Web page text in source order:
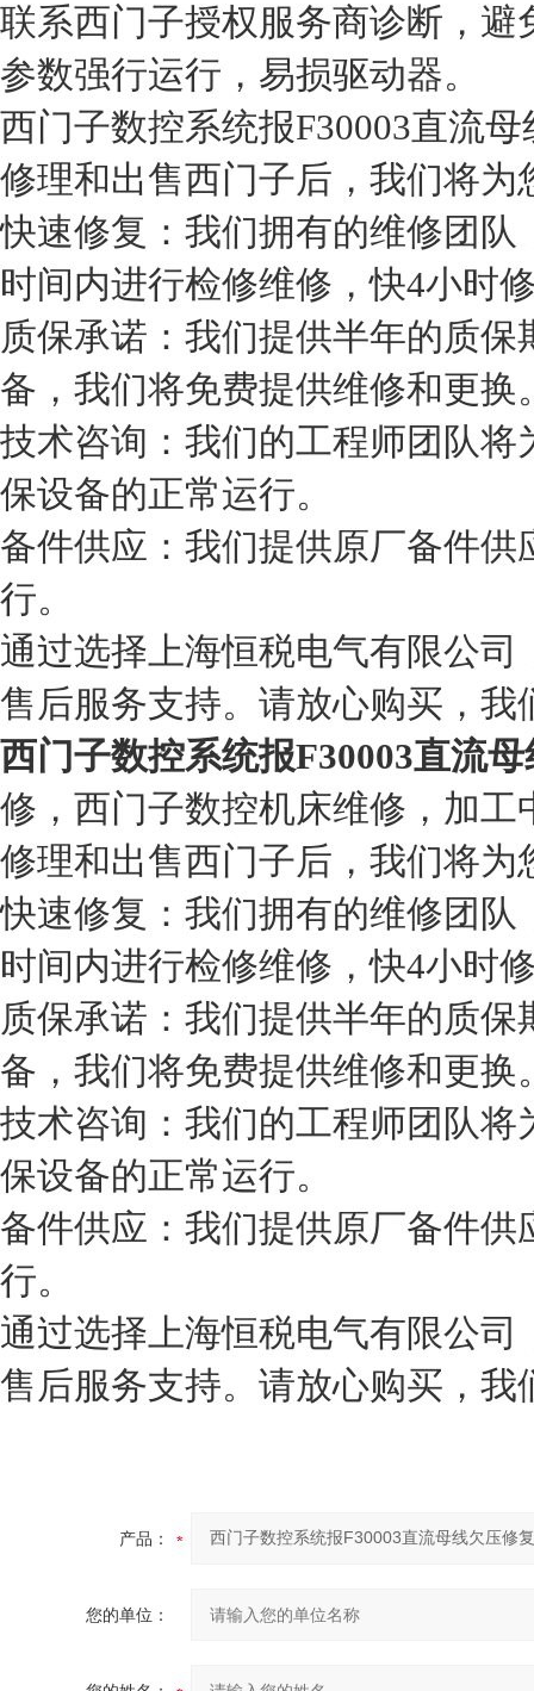
联系西门子授权服务商诊断，
参数强行运行，易损驱动器。
西门子数控系统报F30003直流
修理和出售西门子后，我们将为
快速修复：我们拥有的维修团
时间内进行检修维修，快4小时
质保承诺：我们提供半年的质
备，我们将免费提供维修和更换
技术咨询：我们的工程师团队
保设备的正常运行。
备件供应：我们提供原厂备件
行。
通过选择上海恒税电气有限公
售后服务支持。请放心购买，
西门子数控系统报F30003直流
修，西门子数控机床维修，加工
修理和出售西门子后，我们将为
快速修复：我们拥有的维修团
时间内进行检修维修，快4小时
质保承诺：我们提供半年的质
备，我们将免费提供维修和更换
技术咨询：我们的工程师团队
保设备的正常运行。
备件供应：我们提供原厂备件
行。
通过选择上海恒税电气有限公
售后服务支持。请放心购买，
产品：
您的单位：